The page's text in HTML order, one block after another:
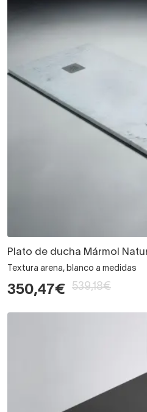
Plato de ducha Mármol
Textura arena, blanco a medidas
350,47€ 539,18€